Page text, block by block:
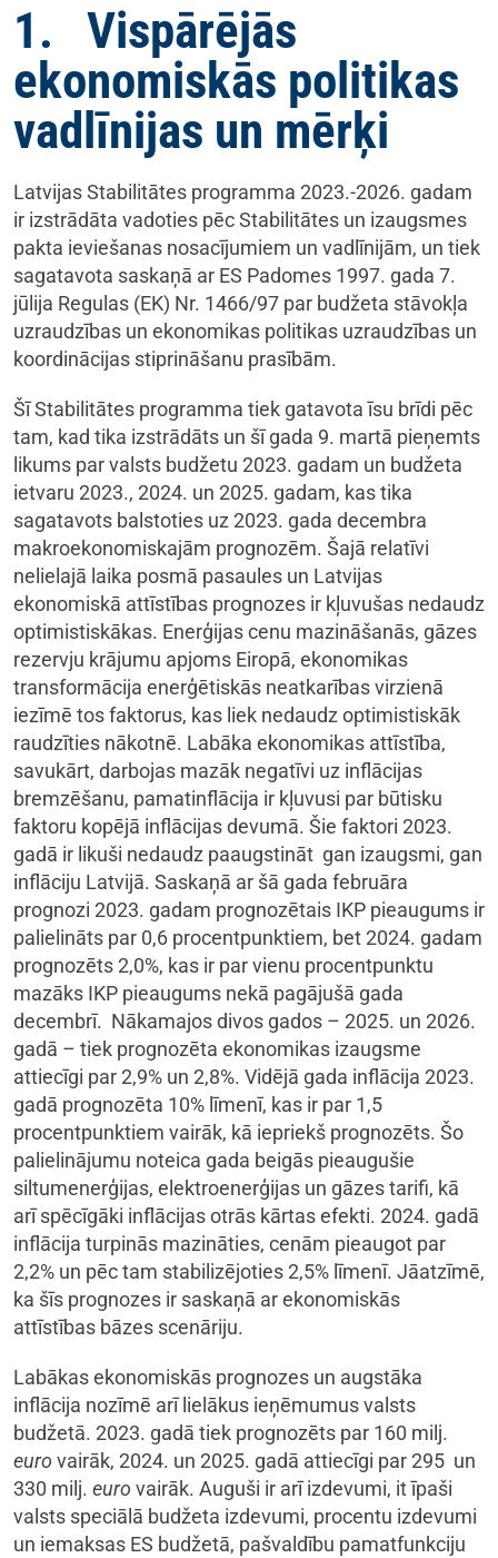
1. Vispārējās
ekonomiskās politikas
vadlīnijas un mērķi
Latvijas Stabilitātes programma 2023.-2026. gadam
ir izstrādāta vadoties pēc Stabilitātes un izaugsmes
pakta ieviešanas nosacījumiem un vadlīnijām, un tiek
sagatavota saskaņā ar ES Padomes 1997. gada 7.
jūlija Regulas (EK) Nr. 1466/97 par budžeta stāvokļa
uzraudzības un ekonomikas politikas uzraudzības un
koordinācijas stiprināšanu prasībām.
Šī Stabilitātes programma tiek gatavota īsu brīdi pēc
tam, kad tika izstrādāts un šī gada 9. martā pieņemts
likums par valsts budžetu 2023. gadam un budžeta
ietvaru 2023., 2024. un 2025. gadam, kas tika
sagatavots balstoties uz 2023. gada decembra
makroekonomiskajām prognozēm. Šajā relatīvi
nelielajā laika posmā pasaules un Latvijas
ekonomiskā attīstības prognozes ir kļuvušas nedaudz
optimistiskākas. Enerģijas cenu mazināšanās, gāzes
rezervju krājumu apjoms Eiropā, ekonomikas
transformācija enerģētiskās neatkarības virzienā
iezīmē tos faktorus, kas liek nedaudz optimistiskāk
raudzīties nākotnē. Labāka ekonomikas attīstība,
savukārt, darbojas mazāk negatīvi uz inflācijas
bremzēšanu, pamatinflācija ir kļuvusi par būtisku
faktoru kopējā inflācijas devumā. Šie faktori 2023.
gadā ir likuši nedaudz paaugstināt gan izaugsmi, gan
inflāciju Latvijā. Saskaņā ar šā gada februāra
prognozi 2023. gadam prognozētais IKP pieaugums ir
palielināts par 0,6 procentpunktiem, bet 2024. gadam
prognozēts 2,0%, kas ir par vienu procentpunktu
mazāks IKP pieaugums nekā pagājušā gada
decembrī. Nākamajos divos gados – 2025. un 2026.
gadā – tiek prognozēta ekonomikas izaugsme
attiecīgi par 2,9% un 2,8%. Vidējā gada inflācija 2023.
gadā prognozēta 10% līmenī, kas ir par 1,5
procentpunktiem vairāk, kā iepriekš prognozēts. Šo
palielinājumu noteica gada beigās pieaugušie
siltumenerģijas, elektroenerģijas un gāzes tarifi, kā
arī spēcīgāki inflācijas otrās kārtas efekti. 2024. gadā
inflācija turpinās mazināties, cenām pieaugot par
2,2% un pēc tam stabilizējoties 2,5% līmenī. Jāatzīmē,
ka šīs prognozes ir saskaņā ar ekonomiskās
attīstības bāzes scenāriju.
Labākas ekonomiskās prognozes un augstāka
inflācija nozīmē arī lielākus ieņēmumus valsts
budžetā. 2023. gadā tiek prognozēts par 160 milj.
euro vairāk, 2024. un 2025. gadā attiecīgi par 295 un
330 milj. euro vairāk. Auguši ir arī izdevumi, it īpaši
valsts speciālā budžeta izdevumi, procentu izdevumi
un iemaksas ES budžetā, pašvaldību pamatfunkciju